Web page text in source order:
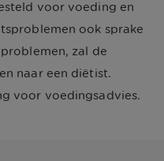
voor voeding en
ook sprake
zal de
naar een diëtist.
voor voedingsadvies.